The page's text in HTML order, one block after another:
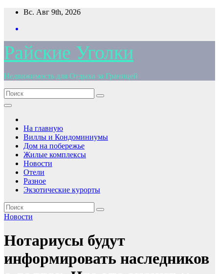
Перейти
содержимому
Вс. Авг 9th, 2026
Райские Уголки
Недвижимость для Отдыха за Границей
На главную
Виллы и Кондоминиумы
Дом на побережье
Жилые комплексы
Новости
Отели
Разное
Экзотические курорты
Новости
Нотариусы будут
информировать наследников